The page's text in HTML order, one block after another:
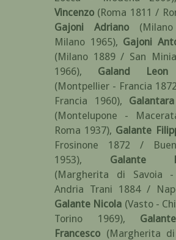
Vincenzo (Roma 1811 /
Gajoni Adriano
Milano 1965), Gajoni
(Milano 1889 / San
1966), Galand Leon
(Montpellier - Francia
Francia 1960),
(Montelupone -
Roma 1937), Galante
Frosinone 1872 /
1953), Galante
(Margherita di Savoia
Andria Trani 1884 /
Galante Nicola (Vasto -
Torino 1969),
Francesco (Margherita